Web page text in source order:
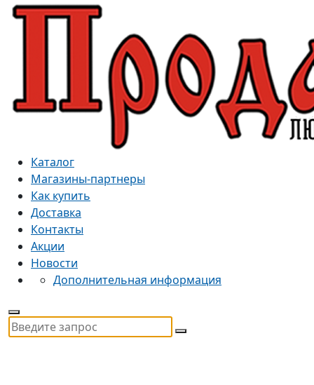
Каталог
Магазины-партнеры
Как купить
Доставка
Контакты
Акции
Новости
Дополнительная информация